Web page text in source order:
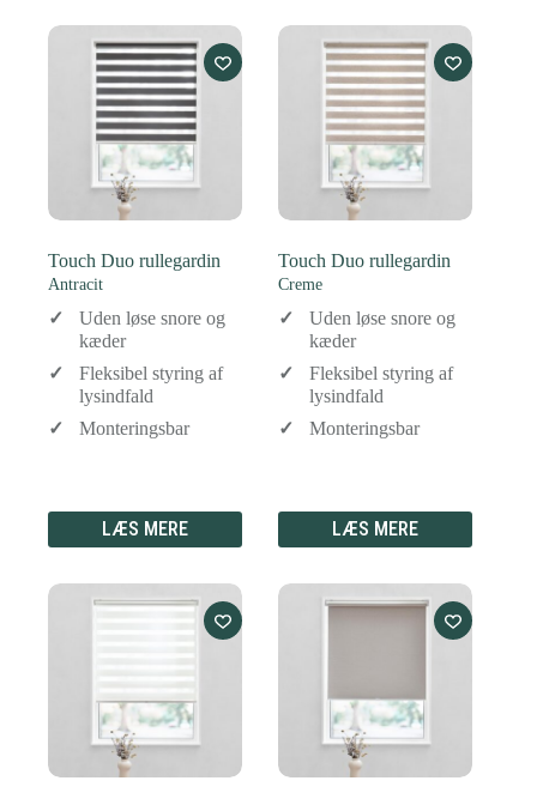
Touch Duo rullegardin
Antracit
Uden løse snore og
kæder
Fleksibel styring af
lysindfald
Monteringsbar
LÆS MERE
Touch Duo rullegardin
Creme
Uden løse snore og
kæder
Fleksibel styring af
lysindfald
Monteringsbar
LÆS MERE